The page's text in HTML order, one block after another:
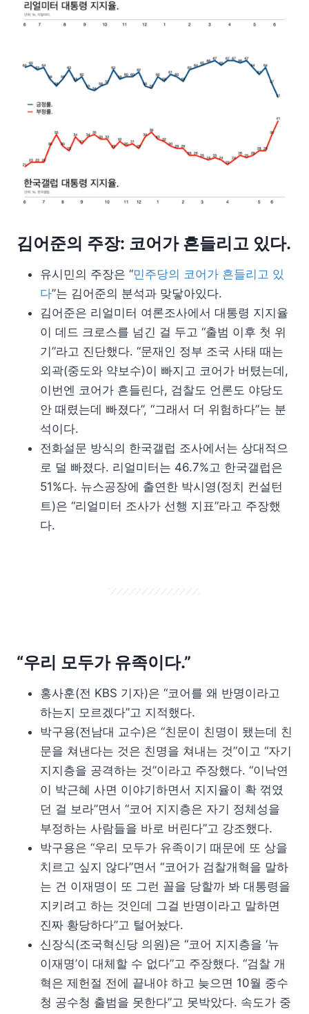
김어준의 주장: 코어가 흔들리고 있다.
유시민의 주장은 “민주당의 코어가 흔들리고 있
다”는 김어준의 분석과 맞닿아있다.
김어준은 리얼미터 여론조사에서 대통령 지지율
이 데드 크로스를 넘긴 걸 두고 “출범 이후 첫 위
기”라고 진단했다. “문재인 정부 조국 사태 때는
외곽(중도와 약보수)이 빠지고 코어가 버텼는데,
이번엔 코어가 흔들린다, 검찰도 언론도 야당도
안 때렸는데 빠졌다”, “그래서 더 위험하다”는 분
석이다.
전화설문 방식의 한국갤럽 조사에서는 상대적으
로 덜 빠졌다. 리얼미터는 46.7%고 한국갤럽은
51%다. 뉴스공장에 출연한 박시영(정치 컨설턴
트)은 “리얼미터 조사가 선행 지표”라고 주장했
다.
“우리 모두가 유족이다.”
홍사훈(전 KBS 기자)은 “코어를 왜 반명이라고
하는지 모르겠다”고 지적했다.
박구용(전남대 교수)은 “친문이 친명이 됐는데 친
문을 쳐낸다는 것은 친명을 쳐내는 것”이고 “자기
지지층을 공격하는 것”이라고 주장했다. “이낙연
이 박근혜 사면 이야기하면서 지지율이 확 꺾였
던 걸 보라”면서 “코어 지지층은 자기 정체성을
부정하는 사람들을 바로 버린다”고 강조했다.
박구용은 “우리 모두가 유족이기 때문에 또 상을
치르고 싶지 않다”면서 “코어가 검찰개혁을 말하
는 건 이재명이 또 그런 꼴을 당할까 봐 대통령을
지키려고 하는 것인데 그걸 반명이라고 말하면
진짜 황당하다”고 털어놨다.
신장식(조국혁신당 의원)은 “코어 지지층을 ‘뉴
이재명’이 대체할 수 없다”고 주장했다. “검찰 개
혁은 제헌절 전에 끝내야 하고 늦으면 10월 중수
청 공수청 출범을 못한다”고 못박았다. 속도가 중